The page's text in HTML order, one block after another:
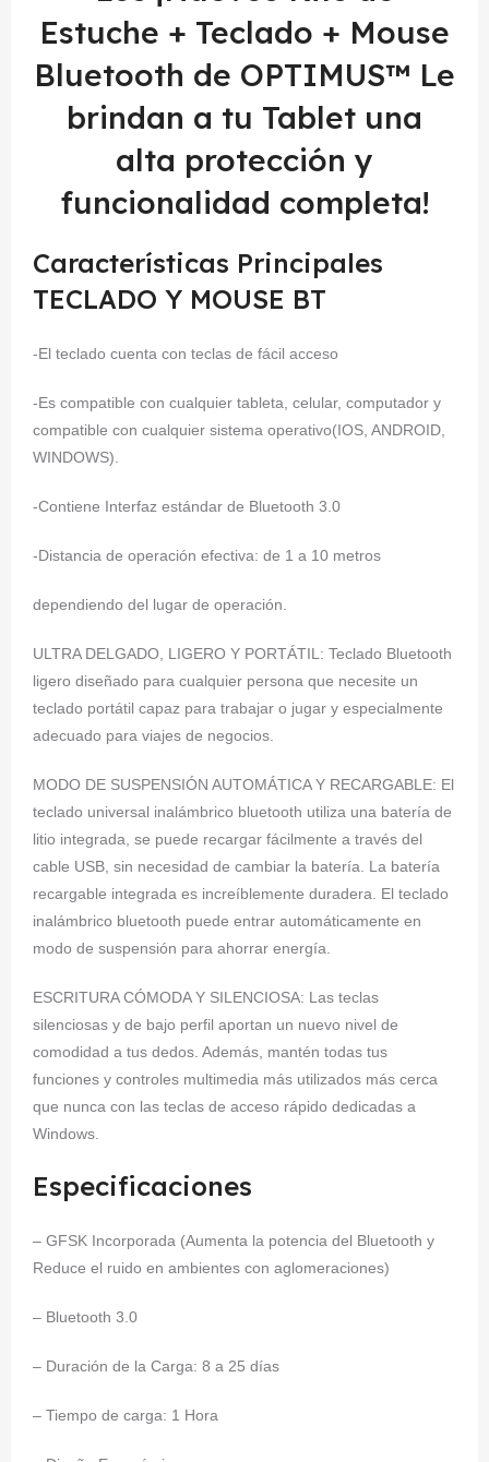
Estuche + Teclado + Mouse
Bluetooth de OPTIMUS™ Le
brindan a tu Tablet una
alta protección y
funcionalidad completa!
Características Principales
TECLADO Y MOUSE BT
-El teclado cuenta con teclas de fácil acceso
-Es compatible con cualquier tableta, celular, computador y
compatible con cualquier sistema operativo(IOS, ANDROID,
WINDOWS).
-Contiene Interfaz estándar de Bluetooth 3.0
-Distancia de operación efectiva: de 1 a 10 metros
dependiendo del lugar de operación.
ULTRA DELGADO, LIGERO Y PORTÁTIL: Teclado Bluetooth
ligero diseñado para cualquier persona que necesite un
teclado portátil capaz para trabajar o jugar y especialmente
adecuado para viajes de negocios.
MODO DE SUSPENSIÓN AUTOMÁTICA Y RECARGABLE: El
teclado universal inalámbrico bluetooth utiliza una batería de
litio integrada, se puede recargar fácilmente a través del
cable USB, sin necesidad de cambiar la batería. La batería
recargable integrada es increíblemente duradera. El teclado
inalámbrico bluetooth puede entrar automáticamente en
modo de suspensión para ahorrar energía.
ESCRITURA CÓMODA Y SILENCIOSA: Las teclas
silenciosas y de bajo perfil aportan un nuevo nivel de
comodidad a tus dedos. Además, mantén todas tus
funciones y controles multimedia más utilizados más cerca
que nunca con las teclas de acceso rápido dedicadas a
Windows.
Especificaciones
– GFSK Incorporada (Aumenta la potencia del Bluetooth y
Reduce el ruido en ambientes con aglomeraciones)
– Bluetooth 3.0
– Duración de la Carga: 8 a 25 días
– Tiempo de carga: 1 Hora